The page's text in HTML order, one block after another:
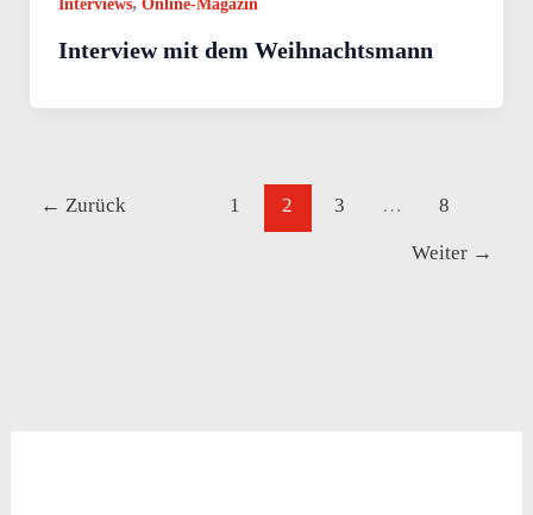
Interviews Online-Magazin
Interview mit dem Weihnachtsmann
← Zurück 1 2 3 … 8
Weiter →